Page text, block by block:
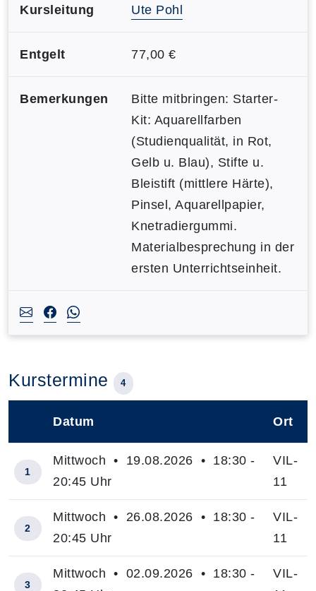
Kursleitung Ute Pohl
Entgelt 77,00 €
Bemerkungen
Bitte mitbringen: Starter-
Kit: Aquarellfarben
(Studienqualität, in Rot,
Gelb u. Blau), Stifte u.
Bleistift (mittlere Härte),
Pinsel, Aquarellpapier,
Knetradiergummi.
Materialbesprechung in der
ersten Unterrichtseinheit.
Kurstermine 4
Datum Ort
1
Mittwoch • 19.08.2026 • 18:30 -
20:45 Uhr
VIL-
11
2
Mittwoch • 26.08.2026 • 18:30 -
20:45 Uhr
VIL-
11
3
Mittwoch • 02.09.2026 • 18:30 -
VIL-